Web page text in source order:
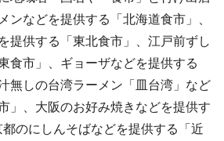
ンなどを提供する「北海道食市」、
提供する「東北食市」、江戸前ずし
食市」、ギョーザなどを提供する
無しの台湾ラーメン「皿台湾」など
」、大阪のお好み焼きなどを提供す
のにしんそばなどを提供する「近